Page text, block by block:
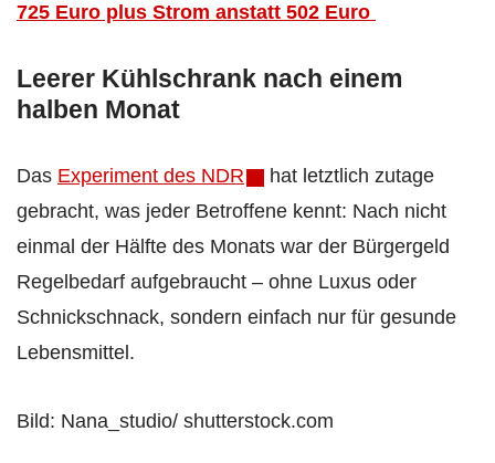
725 Euro plus Strom anstatt 502 Euro
Leerer Kühlschrank nach einem
halben Monat
Das Experiment des NDR
hat letztlich zutage
gebracht, was jeder Betroffene kennt: Nach nicht
einmal der Hälfte des Monats war der Bürgergeld
Regelbedarf aufgebraucht – ohne Luxus oder
Schnickschnack, sondern einfach nur für gesunde
Lebensmittel.
Bild: Nana_studio/ shutterstock.com